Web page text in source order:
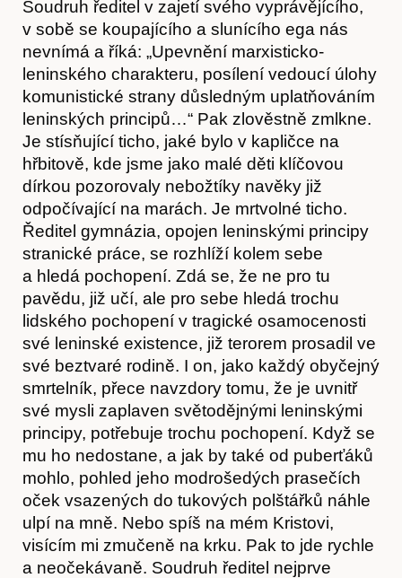
Soudruh ředitel v zajetí svého vyprávějícího,
v sobě se koupajícího a slunícího ega nás
nevnímá a říká: „Upevnění marxisticko-
leninského charakteru, posílení vedoucí úlohy
komunistické strany důsledným uplatňováním
leninských principů…“ Pak zlověstně zmlkne.
Je stísňující ticho, jaké bylo v kapličce na
hřbitově, kde jsme jako malé děti klíčovou
dírkou pozorovaly nebožtíky navěky již
odpočívající na marách. Je mrtvolné ticho.
Ředitel gymnázia, opojen leninskými principy
stranické práce, se rozhlíží kolem sebe
a hledá pochopení. Zdá se, že ne pro tu
pavědu, již učí, ale pro sebe hledá trochu
lidského pochopení v tragické osamocenosti
své leninské existence, již terorem prosadil ve
své beztvaré rodině. I on, jako každý obyčejný
smrtelník, přece navzdory tomu, že je uvnitř
své mysli zaplaven světodějnými leninskými
principy, potřebuje trochu pochopení. Když se
mu ho nedostane, a jak by také od puberťáků
mohlo, pohled jeho modrošedých prasečích
oček vsazených do tukových polštářků náhle
ulpí na mně. Nebo spíš na mém Kristovi,
visícím mi zmučeně na krku. Pak to jde rychle
a neočekávaně. Soudruh ředitel nejprve